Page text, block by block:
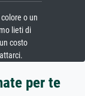
o un
lieti di
costo
per te